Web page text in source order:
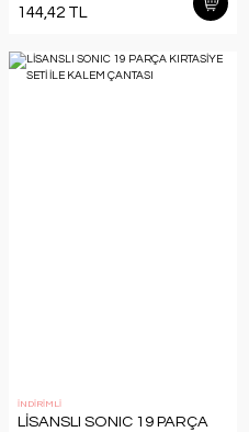
144,42 TL
İNDİRİMLİ
LİSANSLI SONIC 19 PARÇA